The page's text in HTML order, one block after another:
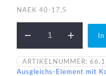
NAEK 40-17,5
40-
A1
Menge
In
ARTIKELNUMMER: 66.1
Ausgleichs-Element mit